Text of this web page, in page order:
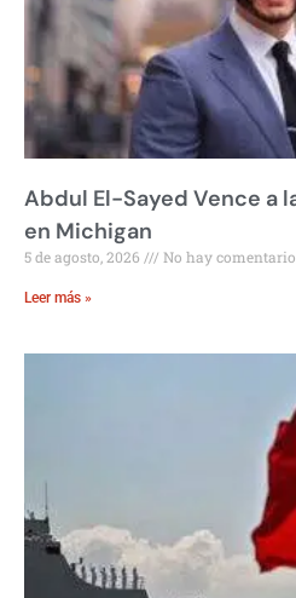
Abdul El-Sayed Vence a
en Michigan
5 de agosto, 2026 No hay
Leer más »